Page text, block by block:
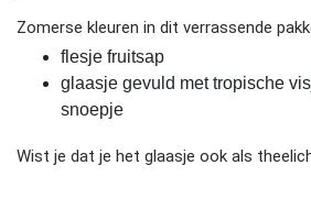
Zomerse kleuren in dit verrassende
flesje fruitsap
glaasje gevuld met tropische
snoepje
Wist je dat je het glaasje ook als